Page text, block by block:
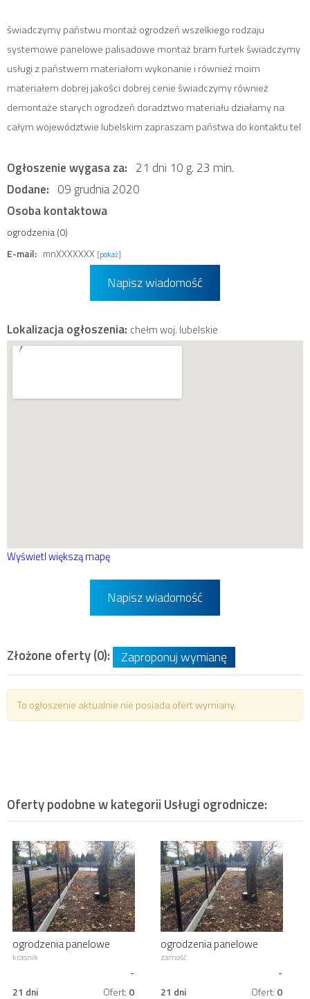
świadczymy państwu montaż ogrodzeń wszelkiego rodzaju
systemowe panelowe palisadowe montaż bram furtek świadczymy
usługi z państwem materiałom wykonanie i również moim
materiałem dobrej jakości dobrej cenie świadczymy również
demontaże starych ogrodzeń doradztwo materiału działamy na
całym województwie lubelskim zapraszam państwa do kontaktu tel
Ogłoszenie wygasa za: 21 dni 10 g. 23 min.
Dodane: 09 grudnia 2020
Osoba kontaktowa
ogrodzenia (0)
E-mail: mnXXXXXXX [pokaż]
Napisz wiadomość
Lokalizacja ogłoszenia: chełm woj. lubelskie
Wyświetl większą mapę
Napisz wiadomość
Złożone oferty (0): Zaproponuj wymianę
To ogłoszenie aktualnie nie posiada ofert wymiany.
Oferty podobne w kategorii Usługi ogrodnicze:
ogrodzenia panelowe
palisadowe montaż wraz z
krasnik
-
21 dni
Ofert: 0
ogrodzenia panelowe
palisadowe montaż wraz z
zamość
-
21 dni
Ofert: 0